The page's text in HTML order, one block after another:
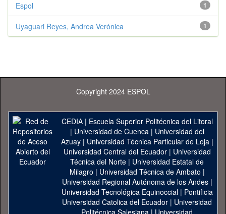
1
Espol
1
Uyaguari Reyes, Andrea Verónica
Copyright 2024 ESPOL
CEDIA| Escuela Superior Politécnica del Litoral
| Universidad de Cuenca| Universidad del
Azuay| Universidad Técnica Particular de Loja|
Universidad Central del Ecuador| Universidad
Técnica del Norte | Universidad Estatal de
Milagro | Universidad Técnica de Ambato |
Universidad Regional Autónoma de los Andes|
Universidad Tecnológica Equinoccial| Pontificia
Universidad Catolica del Ecuador | Universidad
Politécnica Salesiana | Universidad